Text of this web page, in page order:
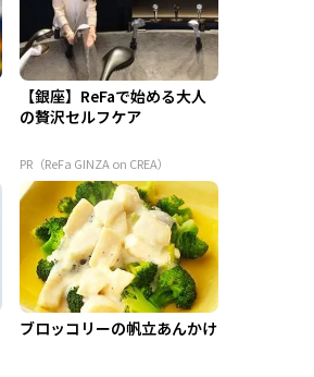
【銀座】ReFaで始める大人
の贅沢セルフケア
PR（ReFa GINZA on CREA）
ブロッコリーの帆立あんかけ